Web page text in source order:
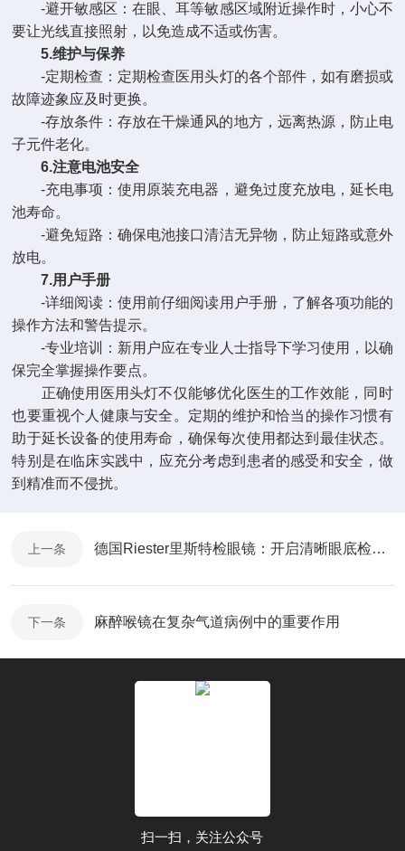
-避开敏感区：在眼、耳等敏感区域附近操作时，小心不
要让光线直接照射，以免造成不适或伤害。
5.维护与保养
-定期检查：定期检查医用头灯的各个部件，如有磨损或
故障迹象应及时更换。
-存放条件：存放在干燥通风的地方，远离热源，防止电
子元件老化。
6.注意电池安全
-充电事项：使用原装充电器，避免过度充放电，延长电
池寿命。
-避免短路：确保电池接口清洁无异物，防止短路或意外
放电。
7.用户手册
-详细阅读：使用前仔细阅读用户手册，了解各项功能的
操作方法和警告提示。
-专业培训：新用户应在专业人士指导下学习使用，以确
保完全掌握操作要点。
正确使用医用头灯不仅能够优化医生的工作效能，同时
也要重视个人健康与安全。定期的维护和恰当的操作习惯有
助于延长设备的使用寿命，确保每次使用都达到最佳状态。
特别是在临床实践中，应充分考虑到患者的感受和安全，做
到精准而不侵扰。
上一条 德国Riester里斯特检眼镜：开启清晰眼底检查新时代
下一条 麻醉喉镜在复杂气道病例中的重要作用
扫一扫，关注公众号